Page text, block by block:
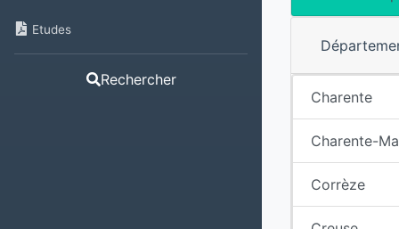
Etudes
Rechercher
Charente
Charente-
Corrèze